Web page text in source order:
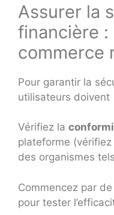
Assurer la
financière :
commerce
Pour garantir la
utilisateurs doivent
Vérifiez la
plateforme
des organismes
Commencez par de
pour tester